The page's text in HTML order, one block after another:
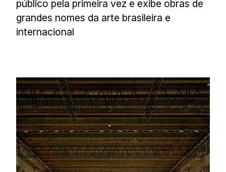
público pela primeira vez e exibe obras de
grandes nomes da arte brasileira e
internacional